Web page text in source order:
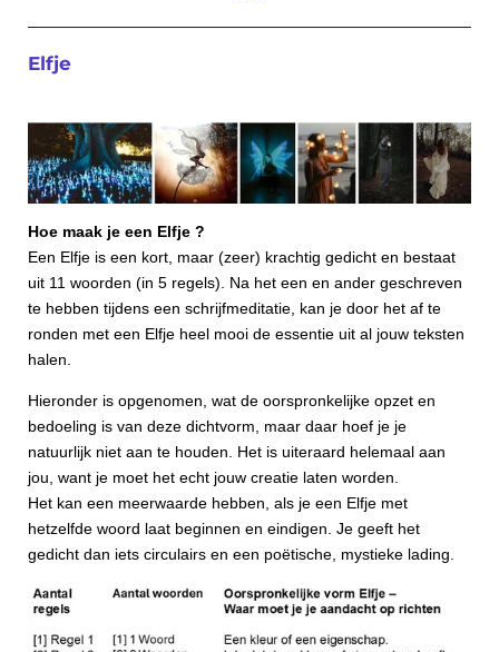
Elfje
Hoe maak je een Elfje ?
Een Elfje is een kort, maar (zeer) krachtig gedicht en bestaat
uit 11 woorden (in 5 regels). Na het een en ander geschreven
te hebben tijdens een schrijfmeditatie, kan je door het af te
ronden met een Elfje heel mooi de essentie uit al jouw teksten
halen.
Hieronder is opgenomen, wat de oorspronkelijke opzet en
bedoeling is van deze dichtvorm, maar daar hoef je je
natuurlijk niet aan te houden. Het is uiteraard helemaal aan
jou, want je moet het echt jouw creatie laten worden.
Het kan een meerwaarde hebben, als je een Elfje met
hetzelfde woord laat beginnen en eindigen. Je geeft het
gedicht dan iets circulairs en een poëtische, mystieke lading.